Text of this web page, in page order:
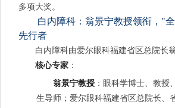
多项大奖。
白内障科：翁景宁教授领衔，"
先行者
白内障科由爱尔眼科福建省区总院长
核心专家 ：
翁景宁教授 ：眼科学博士、教授
生导师；爱尔眼科福建省区总院长、